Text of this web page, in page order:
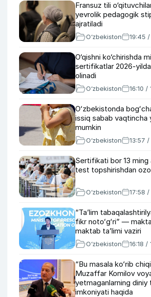
Fransuz tili
yevrolik pedagogik
ajratiladi
O‘zbekiston 19:45 /
O‘qishni ko‘chirishda
sertifikatlar 2026-
olinadi
O‘zbekiston 16:10 /
Oʻzbekistonda
issiq sabab vaqtincha
mumkin
O‘zbekiston 13:57 /
Sertifikati bor 13
test topshirishdan
O‘zbekiston 17:58 /
“Taʼlim
fikr notoʻgʻri” —
maktab taʼlimi vaziri
O‘zbekiston 16:18 /
“Bu masala koʻrib
Muzaffar Komilov
yetmaganlarning diniy
imkoniyati haqida